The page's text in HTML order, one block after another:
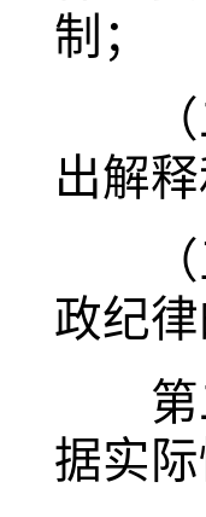
制；
（二
出解释
（三
政纪律
第二
据实